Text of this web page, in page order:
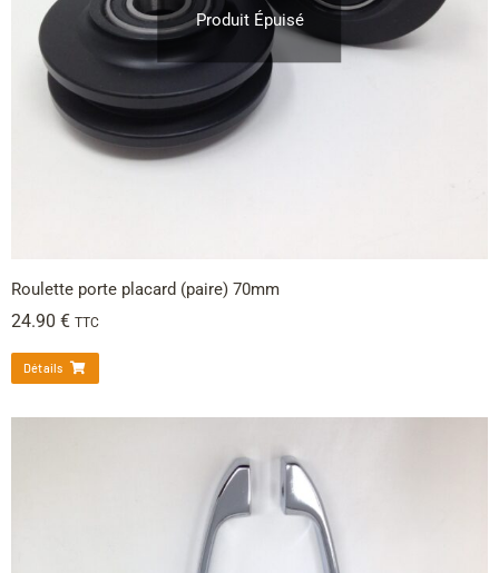
Produit Épuisé
Roulette porte placard (paire) 70mm
24.90 € TTC
Détails